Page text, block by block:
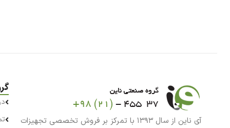
آی ناین از سال ۱۳۹۳ با تمرکز بر فروش تخصصی تجهیزات